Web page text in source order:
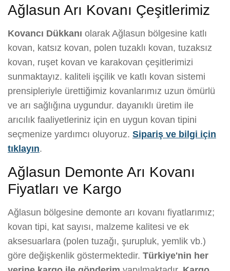
Ağlasun Arı Kovanı Çeşitlerimiz
Kovancı Dükkanı olarak Ağlasun bölgesine katlı
kovan, katsız kovan, polen tuzaklı kovan, tuzaksız
kovan, ruşet kovan ve karakovan çeşitlerimizi
sunmaktayız. kaliteli işçilik ve katlı kovan sistemi
prensipleriyle ürettiğimiz kovanlarımız uzun ömürlü
ve arı sağlığına uygundur. dayanıklı üretim ile
arıcılık faaliyetleriniz için en uygun kovan tipini
seçmenize yardımcı oluyoruz. Sipariş ve bilgi için
tıklayın.
Ağlasun Demonte Arı Kovanı
Fiyatları ve Kargo
Ağlasun bölgesine demonte arı kovanı fiyatlarımız;
kovan tipi, kat sayısı, malzeme kalitesi ve ek
aksesuarlara (polen tuzağı, şurupluk, yemlik vb.)
göre değişkenlik göstermektedir. Türkiye'nin her